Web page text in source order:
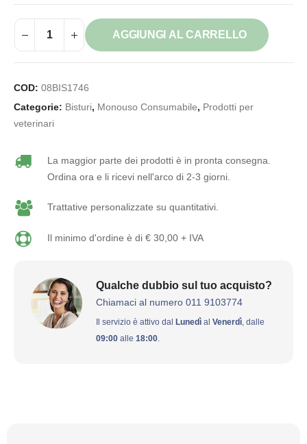
AGGIUNGI AL CARRELLO
COD: 08BIS1746
Categorie: Bisturi, Monouso Consumabile, Prodotti per
veterinari
La maggior parte dei prodotti è in pronta consegna.
Ordina ora e li ricevi nell'arco di 2-3 giorni.
Trattative personalizzate su quantitativi.
Il minimo d'ordine è di € 30,00 + IVA
Qualche dubbio sul tuo acquisto?
Chiamaci al numero 011 9103774
Il servizio è attivo dal Lunedì al Venerdì , dalle
09:00 alle 18:00